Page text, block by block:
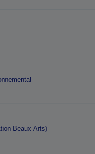
Beaux-Arts)